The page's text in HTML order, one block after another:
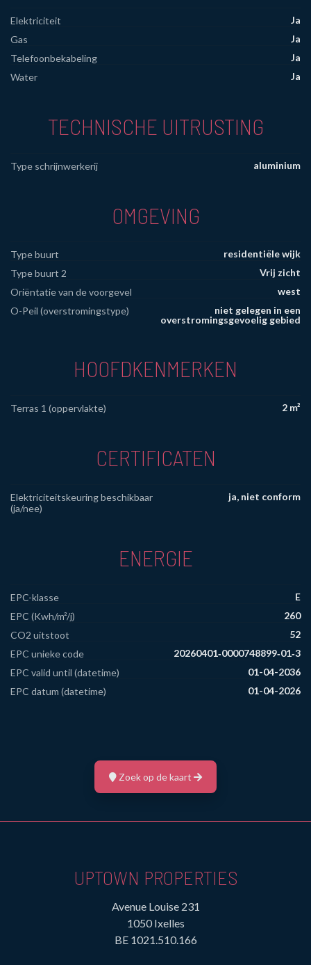
Elektriciteit
Ja
Gas
Ja
Telefoonbekabeling
Ja
Water
Ja
TECHNISCHE UITRUSTING
Type schrijnwerkerij aluminium
OMGEVING
Type buurt
residentiële wijk
Type buurt 2
Vrij zicht
Oriëntatie van de voorgevel
west
O-Peil (overstromingstype)
niet gelegen in een
overstromingsgevoelig gebied
HOOFDKENMERKEN
Terras 1 (oppervlakte) 2 m²
CERTIFICATEN
Elektriciteitskeuring beschikbaar
(ja/nee)
ja, niet conform
ENERGIE
EPC-klasse
E
EPC (Kwh/m²/j)
260
CO2 uitstoot
52
EPC unieke code
20260401‐0000748899‐01‐3
EPC valid until (datetime)
01-04-2036
EPC datum (datetime)
01-04-2026
Zoek op de kaart
UPTOWN PROPERTIES
Avenue Louise 231
1050 Ixelles
BE 1021.510.166